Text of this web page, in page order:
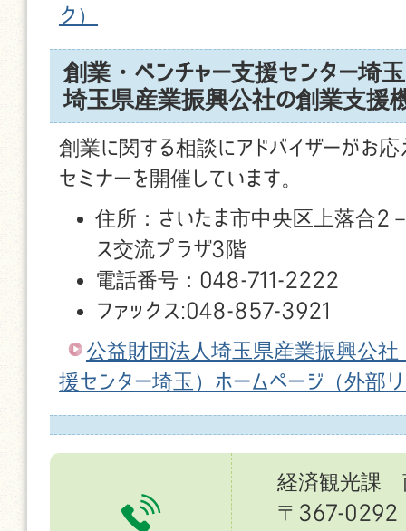
ク）
創業・ベンチャー支援センター埼
埼玉県産業振興公社の創業支援
創業に関する相談にアドバイザーがお
セミナーを開催しています。
住所：さいたま市中央区上落合2
ス交流プラザ3階
電話番号：048-711-2222
ファックス:048-857-3921
公益財団法人埼玉県産業振興公社
援センター埼玉）ホームページ （外部
経済観光課
〒367-0292